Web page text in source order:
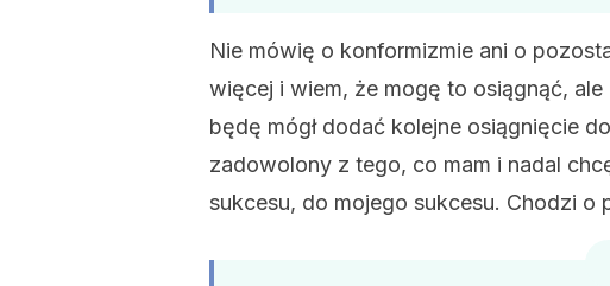
Nie mówię o konformizmie ani o
więcej i wiem, że mogę to osiągnąć,
będę mógł dodać kolejne osiągnięcie
zadowolony z tego, co mam i nadal
sukcesu, do mojego sukcesu. Chodzi o